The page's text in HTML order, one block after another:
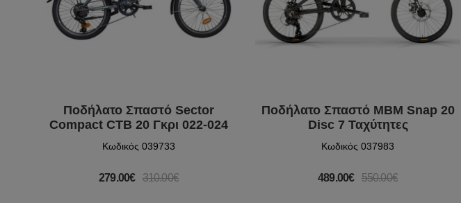
Ποδήλατο Σπαστό Sector
Compact CTB 20 Γκρι 022-024
Κωδικός 039733
279.00€ 310.00€
Ποδήλατο Σπαστό MBM Snap 20
Disc 7 Ταχύτητες
Κωδικός 037983
489.00€ 550.00€